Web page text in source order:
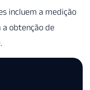
incluem a medição
obtenção de